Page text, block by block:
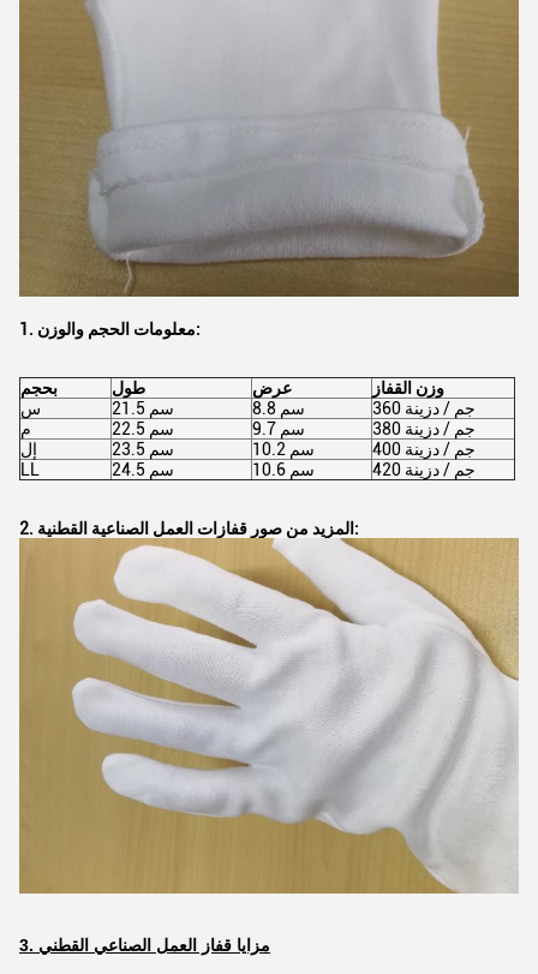
1. معلومات الحجم والوزن:
بحجم طول عرض
وزن القفاز
س
21.5 سم 8.8 سم
360 جم ​​/ دزينة
م
22.5 سم 9.7 سم
380 جم / دزينة
إل
23.5 سم 10.2 سم
400 جم / دزينة
LL
24.5 سم 10.6 سم 420 جم / دزينة
2. المزيد من صور قفازات العمل الصناعية القطنية:
3. مزايا قفاز العمل الصناعي القطني